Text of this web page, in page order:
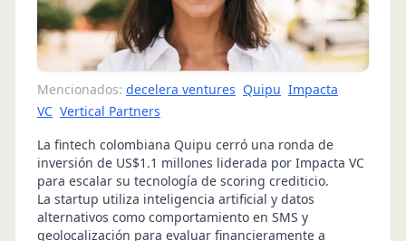
Mencionados: decelera ventures Quipu Impacta
VC Vertical Partners
La fintech colombiana Quipu cerró una ronda de
inversión de US$1.1 millones liderada por Impacta VC
para escalar su tecnología de scoring crediticio.
La startup utiliza inteligencia artificial y datos
alternativos como comportamiento en SMS y
geolocalización para evaluar financieramente a